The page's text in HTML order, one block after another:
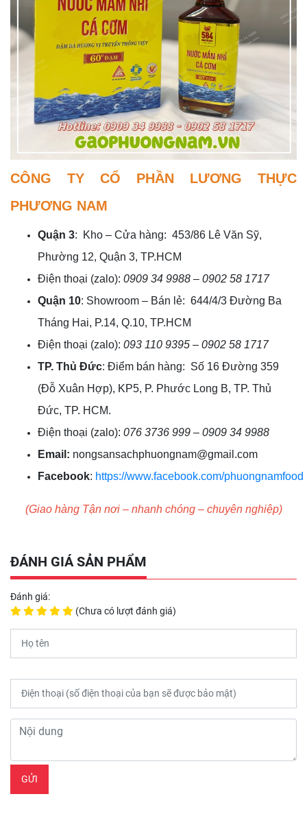
CÔNG TY CỔ PHẦN LƯƠNG THỰC
PHƯƠNG NAM
Quận 3: Kho – Cửa hàng: 453/86 Lê Văn Sỹ,
Phường 12, Quận 3, TP.HCM
Điện thoại (zalo): 0909 34 9988 – 0902 58 1717
Quận 10: Showroom – Bán lẻ: 644/4/3 Đường Ba
Tháng Hai, P.14, Q.10, TP.HCM
Điện thoại (zalo): 093 110 9395 – 0902 58 1717
TP. Thủ Đức: Điểm bán hàng: Số 16 Đường 359
(Đỗ Xuân Hợp), KP5, P. Phước Long B, TP. Thủ
Đức, TP. HCM.
Điện thoại (zalo): 076 3736 999 – 0909 34 9988
Email: nongsansachphuongnam@gmail.com
Facebook: https://www.facebook.com/phuongnamfood
(Giao hàng Tận nơi – nhanh chóng – chuyên nghiệp)
ĐÁNH GIÁ SẢN PHẨM
Đánh giá:
(Chưa có lượt đánh giá)